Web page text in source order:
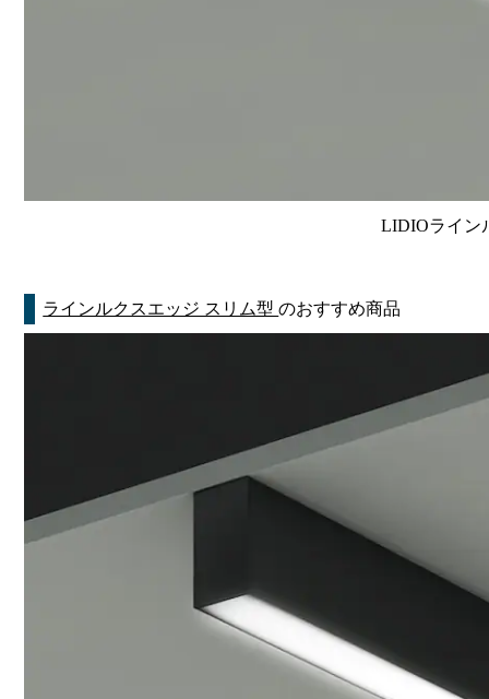
LIDIOライン
ラインルクスエッジ スリム型のおすすめ商品